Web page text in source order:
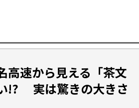
高速から見える「茶文
!? 実は驚きの大きさ